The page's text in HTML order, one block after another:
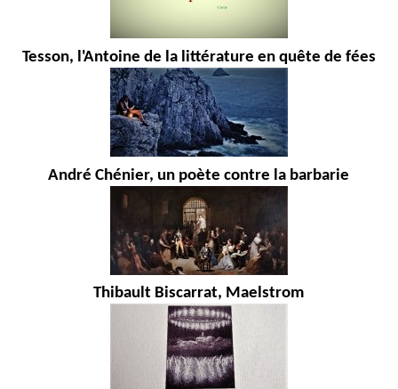
Tesson, l'Antoine de la littérature en quête de fées
André Chénier, un poète contre la barbarie
Thibault Biscarrat, Maelstrom